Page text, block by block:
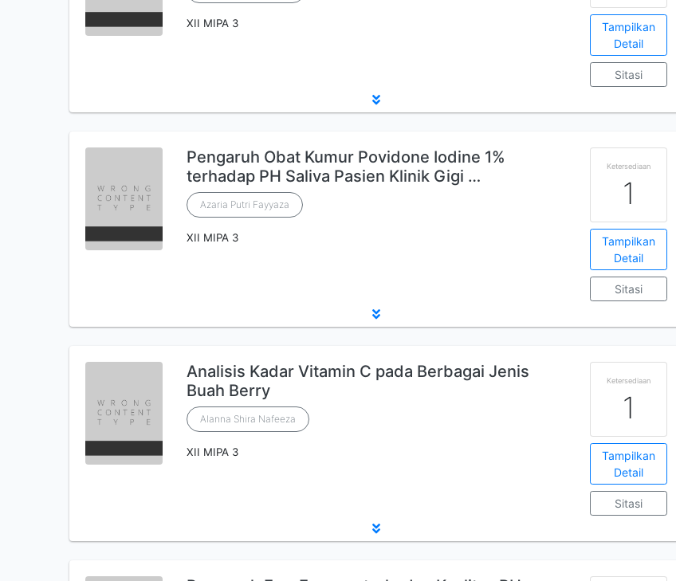
XII MIPA 3
Tampilkan
Detail
Sitasi
Pengaruh Obat Kumur Povidone Iodine 1%
terhadap PH Saliva Pasien Klinik Gigi …
Azaria Putri Fayyaza
XII MIPA 3
Ketersediaan
1
Tampilkan
Detail
Sitasi
Analisis Kadar Vitamin C pada Berbagai Jenis
Buah Berry
Alanna Shira Nafeeza
XII MIPA 3
Ketersediaan
1
Tampilkan
Detail
Sitasi